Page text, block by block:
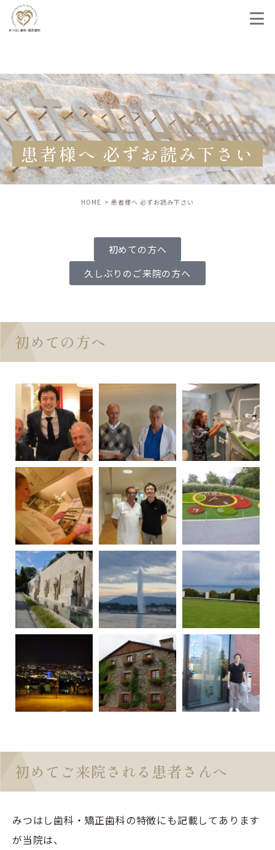
患者様へ 必ずお読み下さい
HOME 患者様へ 必ずお読み下さい
初めての方へ
久しぶりのご来院の方へ
初めての方へ
初めてご来院される患者さんへ
みつはし歯科・矯正歯科の特徴にも記載してあります
が当院は、